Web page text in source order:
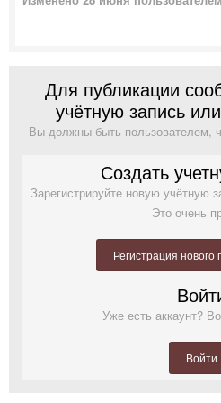
Для публикации
учётную запись
Вы должны быть пользователем,
Создать
Зарегистрируйте новую учётную
Это очень
Регистрация нового
Уже есть аккаунт?
Войти